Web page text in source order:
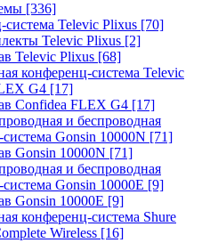
[336]
Televic Plixus [70]
Televic Plixus [2]
Televic Plixus [68]
конференц-система Televic
G4 [17]
Confidea FLEX G4 [17]
и беспроводная
Gonsin 10000N [71]
Gonsin 10000N [71]
и беспроводная
Gonsin 10000E [9]
Gonsin 10000E [9]
конференц-система Shure
Wireless [16]